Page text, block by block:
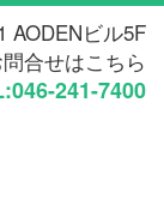
ビル5F
合せはこちら
241-7400